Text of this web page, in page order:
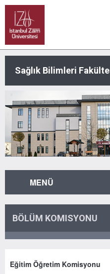
Sağlık Bilimleri
MENÜ
BÖLÜM KOMISYONU
Eğitim Öğretim Komisyonu